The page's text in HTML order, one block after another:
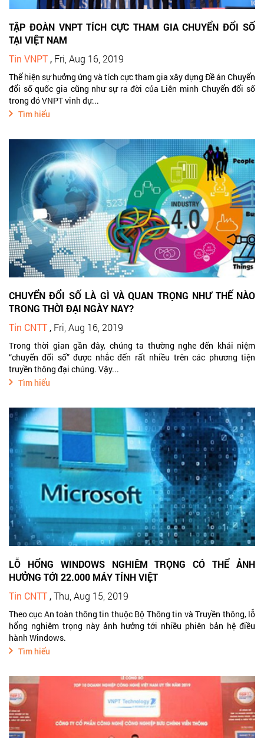
TẬP ĐOÀN VNPT TÍCH CỰC THAM GIA CHUYỂN ĐỔI SỐ
TẠI VIỆT NAM
Tin VNPT , Fri, Aug 16, 2019
Thể hiện sự hưởng ứng và tích cực tham gia xây dựng Đề án Chuyển
đổi số quốc gia cũng như sự ra đời của Liên minh Chuyển đổi số
trong đó VNPT vinh dự...
Tìm hiểu
CHUYỂN ĐỔI SỐ LÀ GÌ VÀ QUAN TRỌNG NHƯ THẾ NÀO
TRONG THỜI ĐẠI NGÀY NAY?
Tin CNTT , Fri, Aug 16, 2019
Trong thời gian gần đây, chúng ta thường nghe đến khái niệm
“chuyển đổi số” được nhắc đến rất nhiều trên các phương tiện
truyền thông đại chúng. Vậy...
Tìm hiểu
LỖ HỔNG WINDOWS NGHIÊM TRỌNG CÓ THỂ ẢNH
HƯỞNG TỚI 22.000 MÁY TÍNH VIỆT
Tin CNTT,Thu, Aug 15, 2019
Theo cục An toàn thông tin thuộc Bộ Thông tin và Truyền thông, lỗ
hổng nghiêm trọng này ảnh hưởng tới nhiều phiên bản hệ điều
hành Windows.
Tìm hiểu